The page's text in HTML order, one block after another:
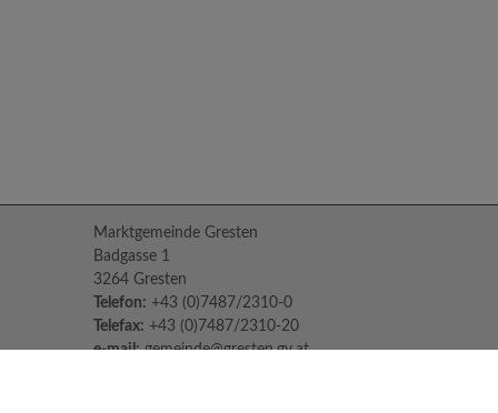
Marktgemeinde Gresten
Badgasse 1
3264 Gresten
Telefon: +43 (0)7487/2310-0
Telefax: +43 (0)7487/2310-20
e-mail: gemeinde@gresten.gv.at